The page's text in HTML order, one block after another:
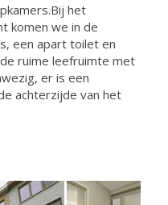
het
komen we in de
een apart toilet en
ruime leefruimte met
er is een
achterzijde van het